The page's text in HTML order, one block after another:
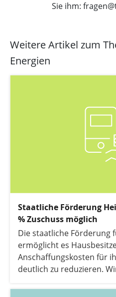
Sie ihm:
Weitere Artikel zum
Energien
Staatliche Förderung
% Zuschuss möglich
Die staatliche Förderung
ermöglicht es
Anschaffungskosten für
deutlich zu reduzieren.